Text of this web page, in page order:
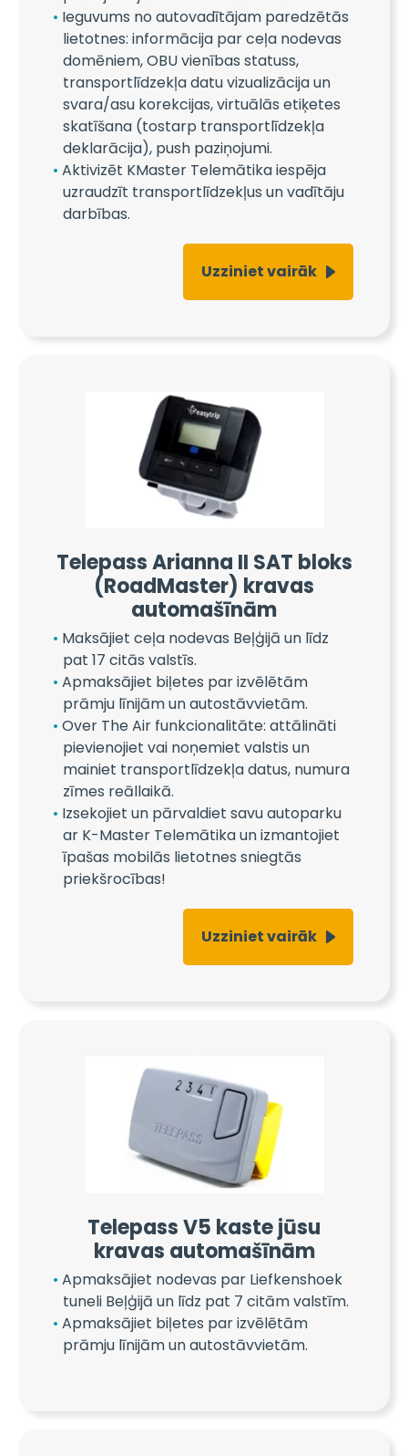
Ieguvums no autovadītājam paredzētās
lietotnes: informācija par ceļa nodevas
domēniem, OBU vienības statuss,
transportlīdzekļa datu vizualizācija un
svara/asu korekcijas, virtuālās etiķetes
skatīšana (tostarp transportlīdzekļa
deklarācija), push paziņojumi.
Aktivizēt KMaster Telemātika iespēja
uzraudzīt transportlīdzekļus un vadītāju
darbības.
Uzziniet vairāk
Telepass Arianna II SAT bloks
(RoadMaster) kravas
automašīnām
Maksājiet ceļa nodevas Beļģijā un līdz
pat 17 citās valstīs.
Apmaksājiet biļetes par izvēlētām
prāmju līnijām un autostāvvietām.
Over The Air funkcionalitāte: attālināti
pievienojiet vai noņemiet valstis un
mainiet transportlīdzekļa datus, numura
zīmes reāllaikā.
Izsekojiet un pārvaldiet savu autoparku
ar K-Master Telemātika un izmantojiet
īpašas mobilās lietotnes sniegtās
priekšrocības!
Uzziniet vairāk
Telepass V5 kaste jūsu
kravas automašīnām
Apmaksājiet nodevas par Liefkenshoek
tuneli Beļģijā un līdz pat 7 citām valstīm.
Apmaksājiet biļetes par izvēlētām
prāmju līnijām un autostāvvietām.